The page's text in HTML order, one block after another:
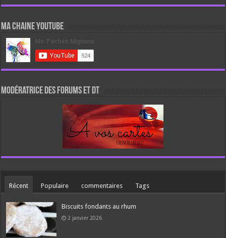
Ma chaine Youtube
Modératrice des forums et DT
Récent Populaire commentaires Tags
Biscuits fondants au rhum
2 janvier 2026